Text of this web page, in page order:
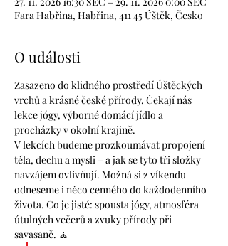
Fara Habřina, Habřina, 411 45 Úštěk, Česko
O události
Zasazeno do klidného prostředí Úštěckých
vrchů a krásné české přírody. Čekají nás
lekce jógy, výborné domácí jídlo a
procházky v okolní krajině.
V lekcích budeme prozkoumávat propojení
těla, dechu a mysli – a jak se tyto tři složky
navzájem ovlivňují. Možná si z víkendu
odneseme i něco cenného do každodenního
života. Co je jisté: spousta jógy, atmosféra
útulných večerů a zvuky přírody při
savasaně. 🧘